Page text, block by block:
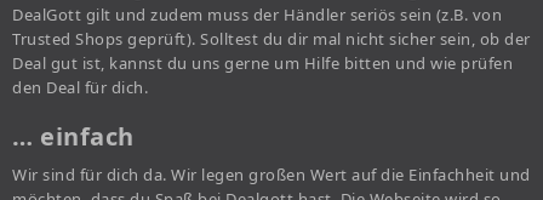
DealGott gilt und zudem muss der Händler seriös sein (z.B. von
Trusted Shops geprüft). Solltest du dir mal nicht sicher sein, ob der
Deal gut ist, kannst du uns gerne um Hilfe bitten und wie prüfen
den Deal für dich.
… einfach
Wir sind für dich da. Wir legen großen Wert auf die Einfachheit und